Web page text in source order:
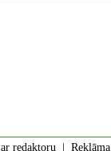
redaktoru Reklāma